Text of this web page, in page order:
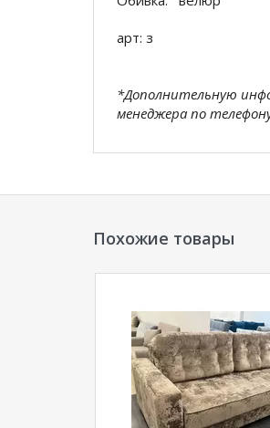
арт: з
*Дополнительную
менеджера по
**Цены на
Похожие товары